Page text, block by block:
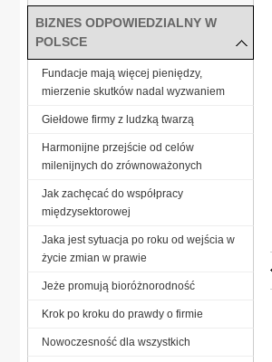
BIZNES ODPOWIEDZIALNY W
POLSCE
Fundacje mają więcej pieniędzy,
mierzenie skutków nadal wyzwaniem
Giełdowe firmy z ludzką twarzą
Harmonijne przejście od celów
milenijnych do zrównoważonych
Jak zachęcać do współpracy
międzysektorowej
Jaka jest sytuacja po roku od wejścia w
życie zmian w prawie
Jeże promują bioróżnorodność
Krok po kroku do prawdy o firmie
Nowoczesność dla wszystkich